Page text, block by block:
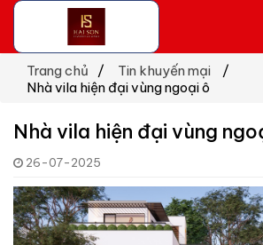
Trang chủ
Tin khuyến mại
Nhà vila hiện đại vùng ngoại ô
Nhà vila hiện đại vùng
26-07-2025